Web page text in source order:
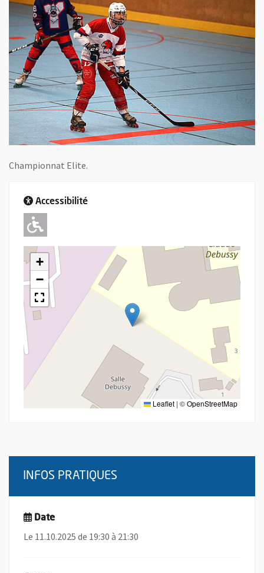
Championnat Elite.
Accessibilité
Adapté pour l'handicap Moteur
+
−
Leaflet | ©OpenStreetMap
INFOS PRATIQUES
Date
Le 11.10.2025 de 19:30 à 21:30